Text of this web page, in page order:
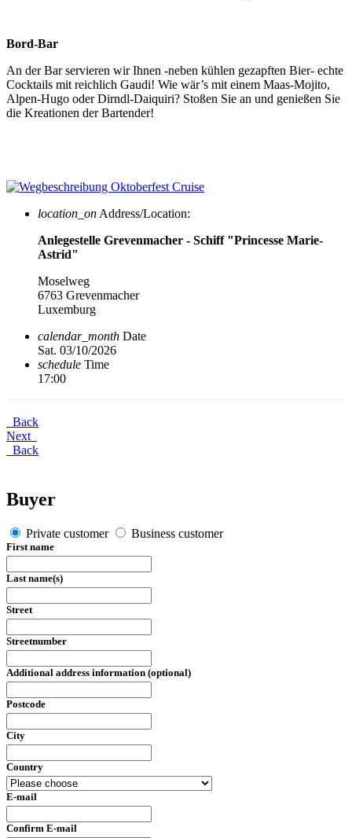
Bord-Bar
An der Bar servieren wir Ihnen -neben kühlen gezapften Bier- echte
Cocktails mit reichlich Gaudi! Wie wär’s mit einem Maas-Mojito,
Alpen-Hugo oder Dirndl-Daiquiri? Stoßen Sie an und genießen Sie
die Kreationen der Bartender!
location_on Address/Location:
Anlegestelle Grevenmacher - Schiff "Princesse Marie-
Astrid"
Moselweg
6763 Grevenmacher
Luxemburg
calendar_month Date
Sat. 03/10/2026
schedule Time
17:00
Back
Next
Back
Buyer
Private customer Business customer
First name
Last name(s)
Street
Streetnumber
Additional address information (optional)
Postcode
City
Country
E-mail
Confirm E-mail